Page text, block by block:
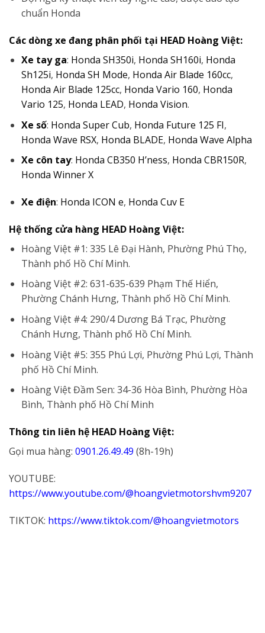
chuẩn Honda
Các dòng xe đang phân phối tại HEAD Hoàng Việt:
Xe tay ga: Honda SH350i, Honda SH160i, Honda
Sh125i, Honda SH Mode, Honda Air Blade 160cc,
Honda Air Blade 125cc, Honda Vario 160, Honda
Vario 125, Honda LEAD, Honda Vision.
Xe số: Honda Super Cub, Honda Future 125 FI,
Honda Wave RSX, Honda BLADE, Honda Wave Alpha
Xe côn tay: Honda CB350 H’ness, Honda CBR150R,
Honda Winner X
Xe điện: Honda ICON e, Honda Cuv E
Hệ thống cửa hàng HEAD Hoàng Việt:
Hoàng Việt #1: 335 Lê Đại Hành, Phường Phú Thọ,
Thành phố Hồ Chí Minh.
Hoàng Việt #2: 631-635-639 Phạm Thế Hiển,
Phường Chánh Hưng, Thành phố Hồ Chí Minh.
Hoàng Việt #4: 290/4 Dương Bá Trạc, Phường
Chánh Hưng, Thành phố Hồ Chí Minh.
Hoàng Việt #5: 355 Phú Lợi, Phường Phú Lợi, Thành
phố Hồ Chí Minh.
Hoàng Việt Đầm Sen: 34-36 Hòa Bình, Phường Hòa
Bình, Thành phố Hồ Chí Minh
Thông tin liên hệ HEAD Hoàng Việt:
Gọi mua hàng: 0901.26.49.49 (8h-19h)
YOUTUBE:
https://www.youtube.com/@hoangvietmotorshvm9207
TIKTOK: https://www.tiktok.com/@hoangvietmotors